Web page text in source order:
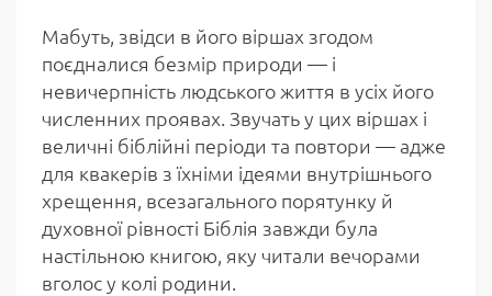
Мабуть, звідси в його віршах згодом
поєдналися безмір природи — і
невичерпність людського життя в усіх його
численних проявах. Звучать у цих віршах і
величні біблійні періоди та повтори — адже
для квакерів з їхніми ідеями внутрішнього
хрещення, всезагального порятунку й
духовної рівності Біблія завжди була
настільною книгою, яку читали вечорами
вголос у колі родини.